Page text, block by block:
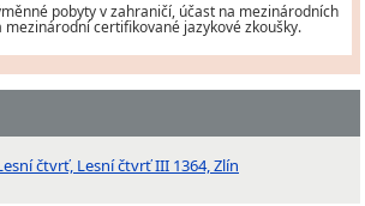
pobyty v zahraničí, účast na mezinárodních
certifikované jazykové zkoušky.
čtvrť, Lesní čtvrť III 1364, Zlín